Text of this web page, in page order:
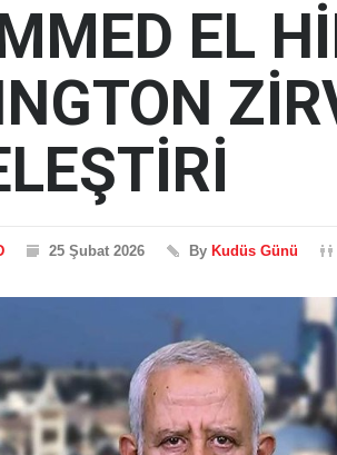
EL
25 Şubat 2026 By Kudüs Günü